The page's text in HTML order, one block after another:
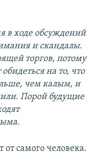
в ходе обсуждений
и скандалы.
торгов, потому
на то, что
чем калым, и
Порой будущие
от самого человека.